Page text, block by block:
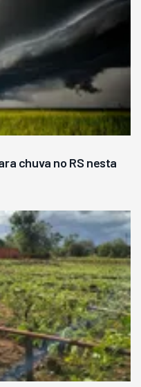
chuva no RS nesta